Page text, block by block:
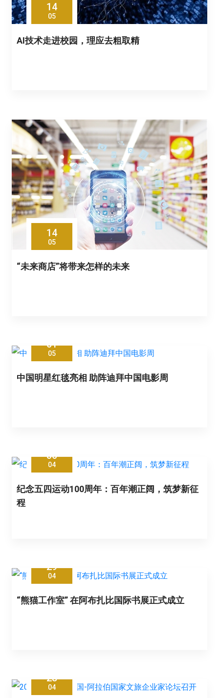
14
05
AI技术走进校园，理应去粗取精
14
05
“未来商店”将带来怎样的未来
01
05
中国明星红毯亮相 助阵迪拜中国电影周
30
04
纪念五四运动100周年：百年潮正阔，筑梦新征
程
29
04
“熊猫工作室” 在阿布扎比国际书展正式成立
28
04